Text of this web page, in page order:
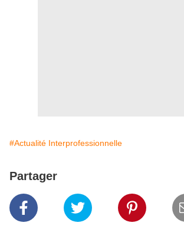
#Actualité Interprofessionnelle
Partager